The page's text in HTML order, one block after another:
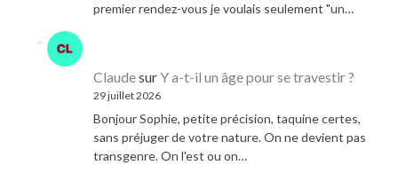
premier rendez-vous je voulais seulement "un…
ClaudesurY a-t-il un âge pour se travestir ?
29 juillet 2026
Bonjour Sophie, petite précision, taquine certes,
sans préjuger de votre nature. On ne devient pas
transgenre. On l'est ou on…